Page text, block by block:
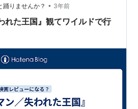
踊りませんか？ • 3年前
れた王国』観てワイルドで行